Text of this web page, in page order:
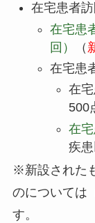
在宅患者
在宅患
回）
（
在宅患
在
500
在
疾患
※新設された
のについては
す。